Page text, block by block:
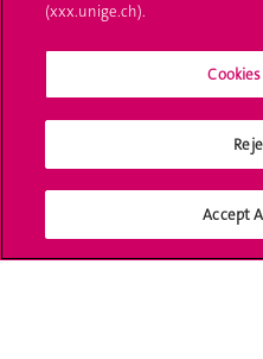
Offres d'emploi
Calendrier académique
Médias sociaux UNIGE
(xxx.unige.ch).
Accept